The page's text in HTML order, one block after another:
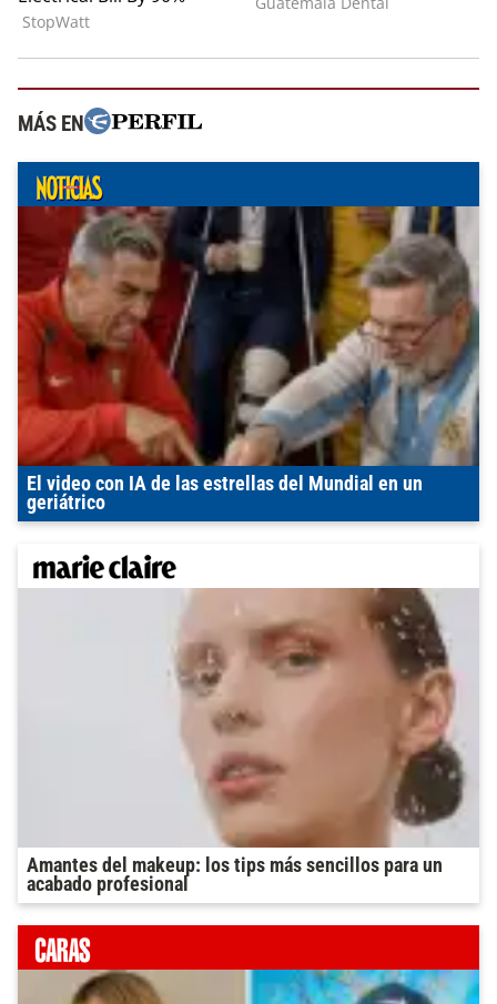
MÁS EN
El video con IA de las estrellas del Mundial en un
geriátrico
Amantes del makeup: los tips más sencillos para un
acabado profesional